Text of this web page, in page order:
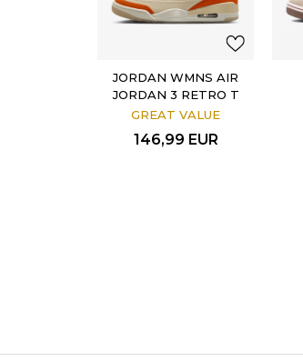
JORDAN WMNS AIR
JORDAN 3 RETRO T
GREAT VALUE
146,99 EUR